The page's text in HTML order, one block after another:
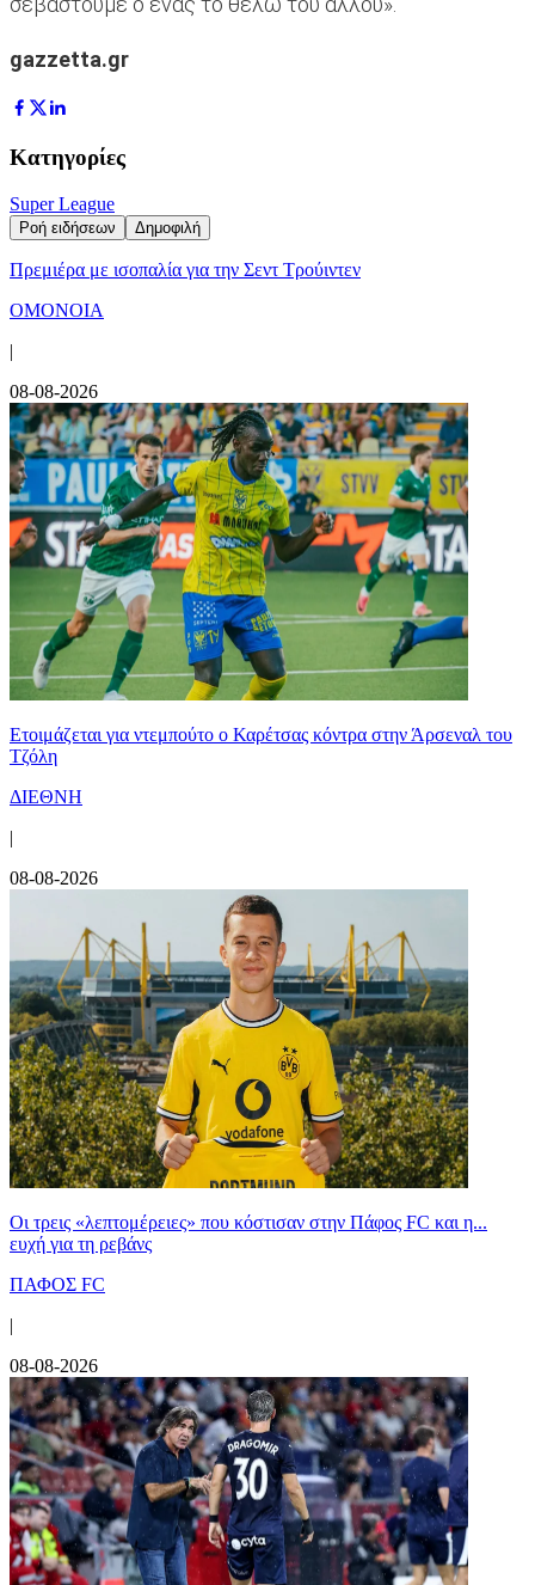
gazzetta.gr
Κατηγορίες
Super League
Ροή ειδήσεων Δημοφιλή
Πρεμιέρα με ισοπαλία για την Σεντ Τρούιντεν
ΟΜΟΝΟΙΑ
|
08-08-2026
Ετοιμάζεται για ντεμπούτο ο Καρέτσας κόντρα στην Άρσεναλ του
Τζόλη
ΔΙΕΘΝΗ
|
08-08-2026
Οι τρεις «λεπτομέρειες» που κόστισαν στην Πάφος FC και η...
ευχή για τη ρεβάνς
ΠΑΦΟΣ FC
|
08-08-2026